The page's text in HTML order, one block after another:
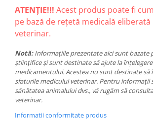
ATENȚIE!!! Acest produs poate fi
pe bază de rețetă medicală
veterinar.
Notă:Informațiile prezentate aici sunt bazate
științifice și sunt destinate să ajute la
medicamentului. Acestea nu sunt destinate să
sfaturile medicului veterinar. Pentru informații
sănătatea animalului dvs., vă rugăm să
veterinar.
Informatii conformitate produs